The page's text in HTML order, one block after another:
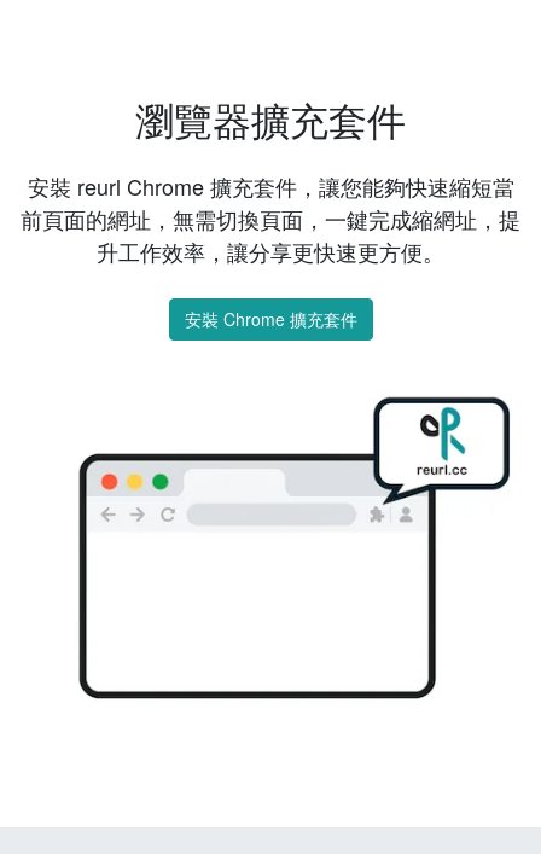
瀏覽器擴充套件
安裝 reurl Chrome 擴充套件，讓您能夠快速縮短當
前頁面的網址，無需切換頁面，一鍵完成縮網址，提
升工作效率，讓分享更快速更方便。
安裝 Chrome 擴充套件